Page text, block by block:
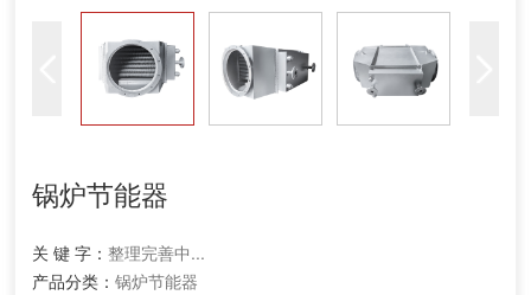
锅炉节能器
关 键 字： 整理完善中...
产品分类： 锅炉节能器